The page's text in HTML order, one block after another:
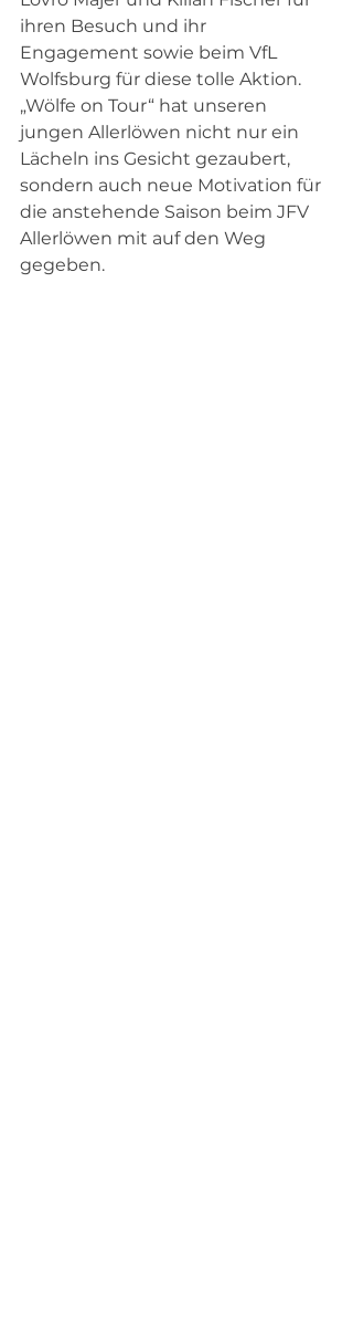
ihren Besuch und ihr
Engagement sowie beim VfL
Wolfsburg für diese tolle Aktion.
„Wölfe on Tour“ hat unseren
jungen Allerlöwen nicht nur ein
Lächeln ins Gesicht gezaubert,
sondern auch neue Motivation für
die anstehende Saison beim JFV
Allerlöwen mit auf den Weg
gegeben.